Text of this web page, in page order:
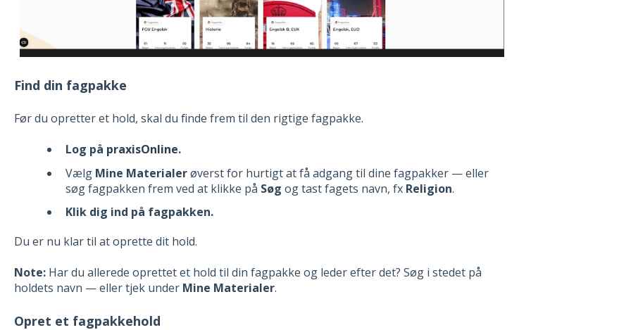
Find din fagpakke
Før du opretter et hold, skal du finde frem til den rigtige fagpakke.
Log på praxisOnline.
Vælg Mine Materialerøverst for hurtigt at få adgang til dine fagpakker — eller
søg fagpakken frem ved at klikke på Søg og tast fagets navn, fx Religion.
Klik dig ind på fagpakken.
Du er nu klar til at oprette dit hold.
Note:Har du allerede oprettet et hold til din fagpakke og leder efter det? Søg i stedet på
holdets navn — eller tjek under Mine Materialer.
Opret et fagpakkehold